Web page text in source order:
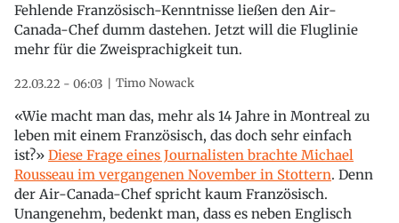
Fehlende Französisch-Kenntnisse ließen den Air-
Canada-Chef dumm dastehen. Jetzt will die Fluglinie
mehr für die Zweisprachigkeit tun.
22.03.22 - 06:03 Timo Nowack
«Wie macht man das, mehr als 14 Jahre in Montreal zu
leben mit einem Französisch, das doch sehr einfach
ist?» Diese Frage eines Journalisten brachte Michael
Rousseau im vergangenen November in Stottern. Denn
der Air-Canada-Chef spricht kaum Französisch.
Unangenehm, bedenkt man, dass es neben Englisch